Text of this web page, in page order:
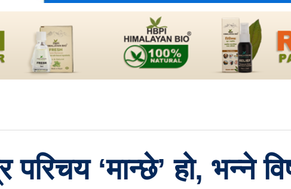
परिचय ‘मान्छे’ हो, भन्ने